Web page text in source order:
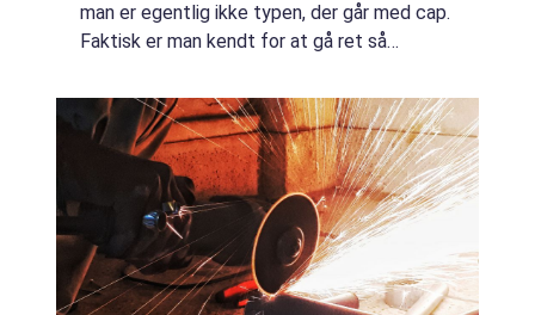
man er egentlig ikke typen, der går med cap.
Faktisk er man kendt for at gå ret så
af en forandring, at man går klædt me...